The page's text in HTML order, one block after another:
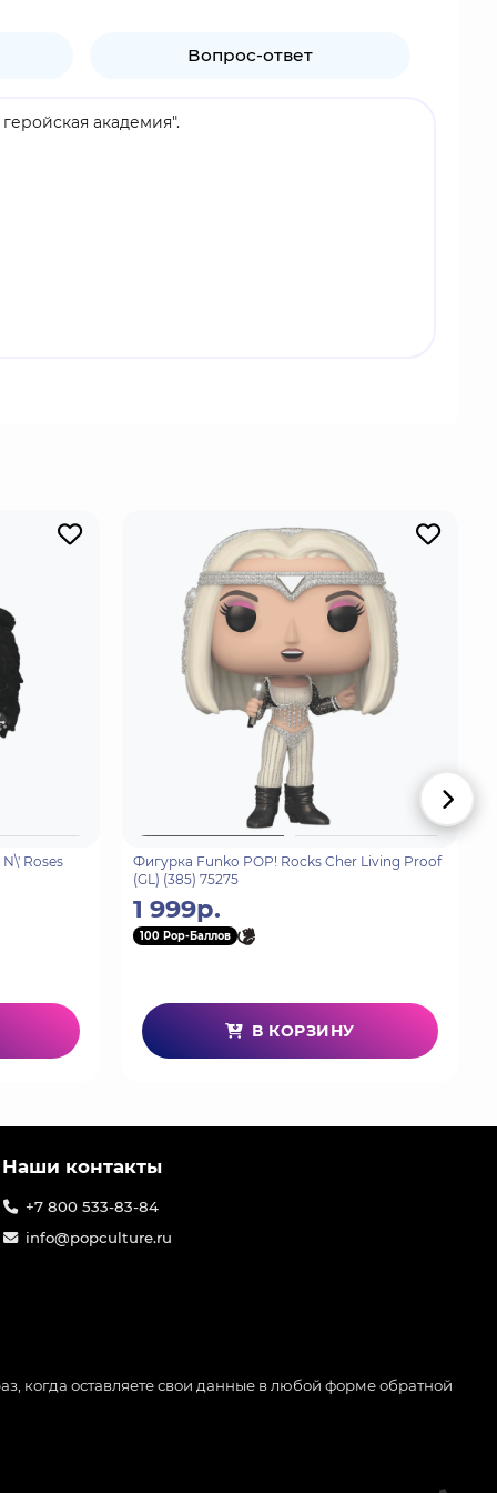
Вопрос-ответ
академия".
Roses
Фигурка Funko POP! Rocks Cher Living Proof
(GL) (385) 75275
1 999р.
100 Pop-Баллов
В КОРЗИНУ
Наши контакты
+7 800 533-83-84
info@popculture.ru
когда оставляете свои данные в любой форме обратной